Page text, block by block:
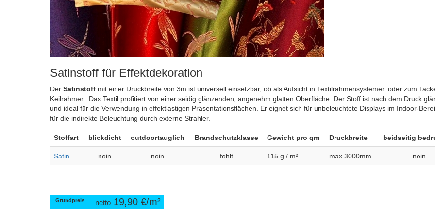
Satinstoff für Effektdekoration
Der Satinstoff mit einer Druckbreite von 3m ist universell einsetzbar, ob als Aufsicht in Textilrahmensystemen oder zum
Keilrahmen. Das Textil profitiert von einer seidig glänzenden, angenehm glatten Oberfläche. Der Stoff ist nach dem Druck
und ideal für die Verwendung in effektlastigen Präsentationsflächen. Er eignet sich für unbeleuchtete Displays im Indoor-
für die indirekte Beleuchtung durch externe Strahler.
Stoffart blick­dicht out­door­taug­lich Brand­schutz­klasse Gewicht pro qm Druck­breite beidseitig
Satin nein nein fehlt 115 g / m² max.3000mm nein
Grundpreis netto 19,90 €